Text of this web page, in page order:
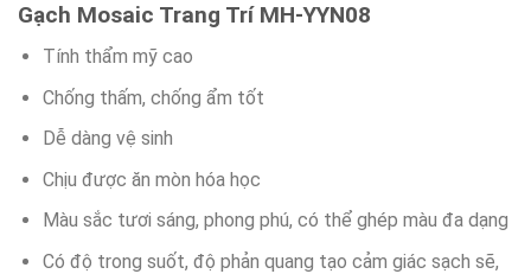
Gạch Mosaic Trang Trí MH-YYN08
Tính thẩm mỹ cao
Chống thấm, chống ẩm tốt
Dễ dàng vệ sinh
Chịu được ăn mòn hóa học
Màu sắc tươi sáng, phong phú, có thể ghép màu đa dạng
Có độ trong suốt, độ phản quang tạo cảm giác sạch sẽ,